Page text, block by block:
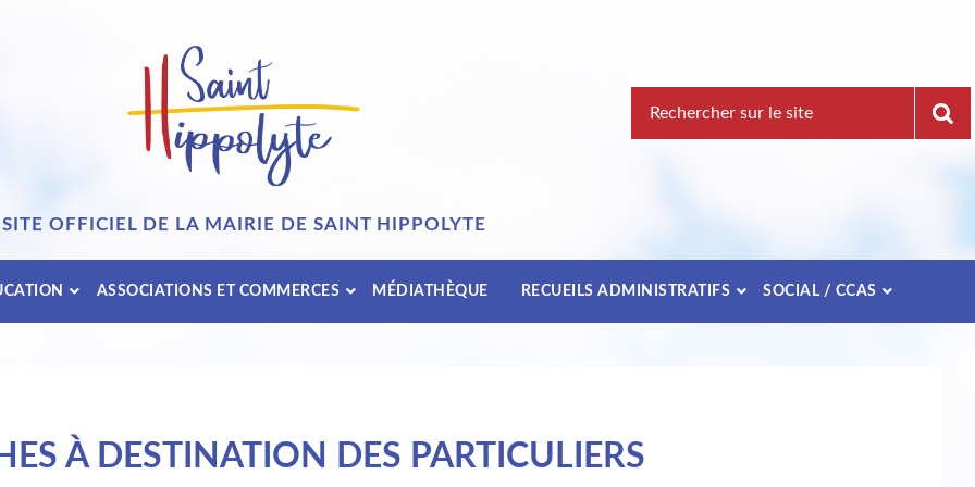
pour
SITE OFFICIEL DE LA MAIRIE DE SAINT HIPPOLYTE
ASSOCIATIONS ET COMMERCES MÉDIATHÈQUE RECUEILS ADMINISTRATIFS SOCIAL / CCAS
À DESTINATION DES PARTICULIERS